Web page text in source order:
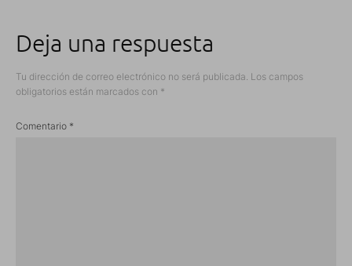
Deja una respuesta
Tu dirección de correo electrónico no será publicada. Los campos
obligatorios están marcados con *
Comentario *